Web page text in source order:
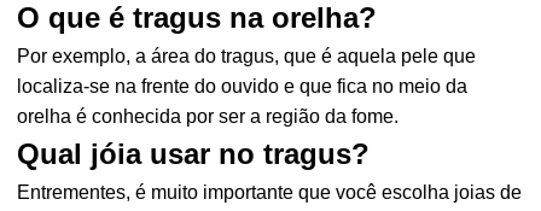
O que é tragus na orelha?
Por exemplo, a área do tragus, que é aquela pele que
localiza-se na frente do ouvido e que fica no meio da
orelha é conhecida por ser a região da fome.
Qual jóia usar no tragus?
Entrementes, é muito importante que você escolha joias de